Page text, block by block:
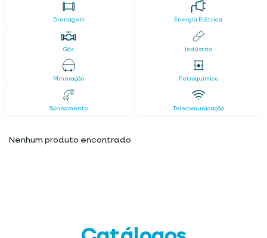
Drenagem Energia Elétrica
Gás Indústria
Mineração Petroquímico
Saneamento Telecomunicação
Nenhum produto encontrado